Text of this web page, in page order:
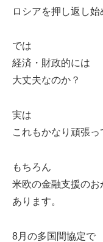
ロシアを押し返し始
では
経済・財政的には
大丈夫なのか？
実は
これもかなり頑張っ
もちろん
米欧の金融支援のお
あります。
8月の多国間協定で